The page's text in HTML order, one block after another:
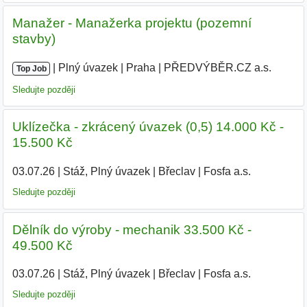
Manažer - Manažerka projektu (pozemní
stavby)
Top Job Plný úvazek Praha PŘEDVÝBĚR.CZ a.s.
Sledujte později
Uklízečka - zkrácený úvazek (0,5) 14.000 Kč -
15.500 Kč
03.07.26| Stáž, Plný úvazek| Břeclav| Fosfa a.s.
Sledujte později
Dělník do výroby - mechanik 33.500 Kč -
49.500 Kč
03.07.26| Stáž, Plný úvazek| Břeclav| Fosfa a.s.
Sledujte později